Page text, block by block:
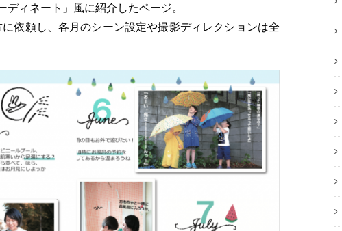
ィネート」風に紹介したページ。
依頼し、各月のシーン設定や撮影ディレクションは全